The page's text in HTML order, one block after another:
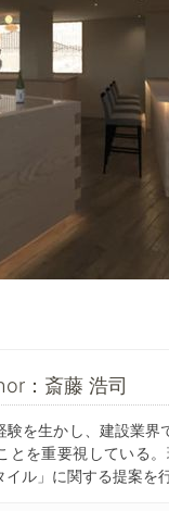
：斎藤 浩司
験を生かし、建設業
とを重要視している
ル」に関する提案を